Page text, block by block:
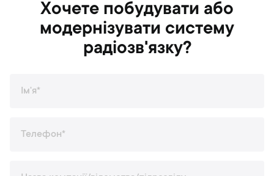
Хочете побудувати або
модернізувати систему
радіозв'язку?